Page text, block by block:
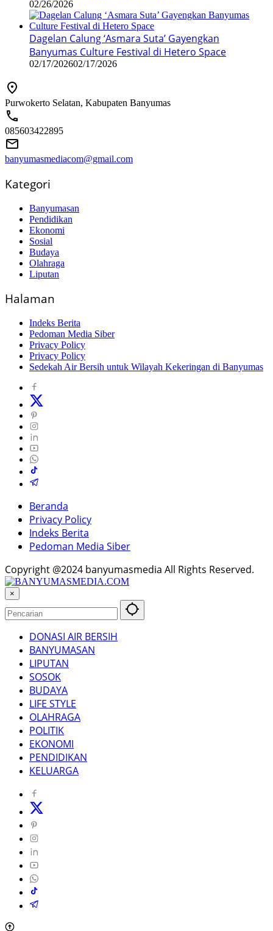
02/26/2026
Dagelan Calung ‘Asmara Suta’ Gayengkan
Banyumas Culture Festival di Hetero Space
02/17/202602/17/2026
Purwokerto Selatan, Kabupaten Banyumas
085603422895
banyumasmediacom@gmail.com
Kategori
Banyumasan
Pendidikan
Ekonomi
Sosial
Budaya
Olahraga
Liputan
Halaman
Indeks Berita
Pedoman Media Siber
Privacy Policy
Privacy Policy
Sedekah Air Bersih untuk Wilayah Kekeringan di Banyumas
Beranda
Privacy Policy
Indeks Berita
Pedoman Media Siber
Copyright @2024 banyumasmedia All Rights Reserved.
×
DONASI AIR BERSIH
BANYUMASAN
LIPUTAN
SOSOK
BUDAYA
LIFE STYLE
OLAHRAGA
POLITIK
EKONOMI
PENDIDIKAN
KELUARGA